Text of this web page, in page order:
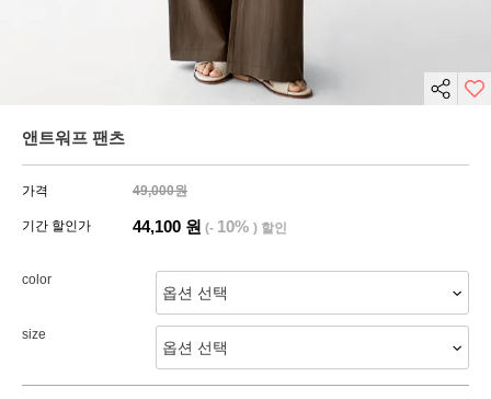
앤트워프 팬츠
가격 49,000원
기간 할인가 44,100 원 (- 10% ) 할인
color
size